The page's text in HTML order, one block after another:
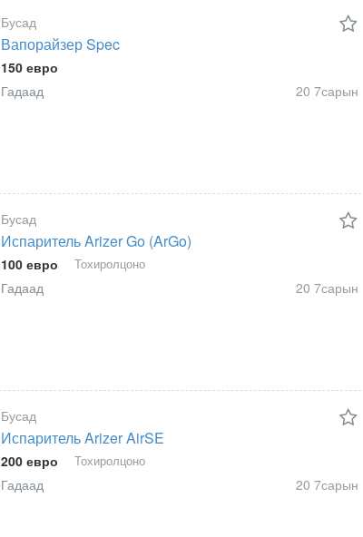
Бусад
Вапорайзер Spec
150 евро
Гадаад
20 7сарын
Бусад
Испаритель Arizer Go (ArGo)
100 евро Тохиролцоно
Гадаад 20 7сарын
Бусад
Испаритель Arizer AirSE
200 евро Тохиролцоно
Гадаад 20 7сарын